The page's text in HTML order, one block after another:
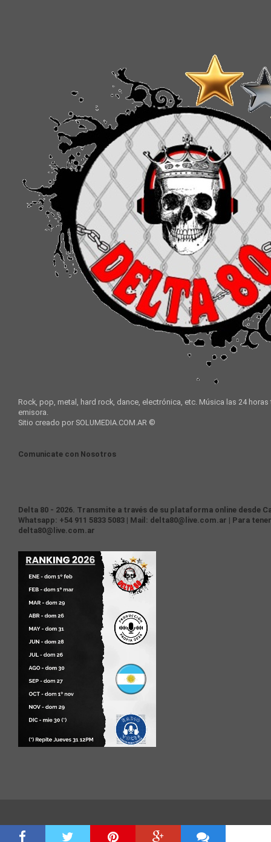
Rock, pop, metal, hard rock, dance, electrónica, etc. Música las 24
emisora.
Sitio creado por SOLUMEDIA.COM.AR ©
Comunicate con Nosotros
Delta 80 - 2026. Transmite a través de su plataforma online desde
Whatsapp: +54 911 5833 5083 | Mail: delta80@live.com.ar | Para
delta80@live.com.ar